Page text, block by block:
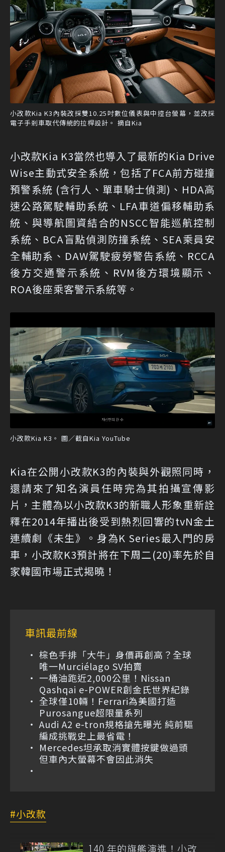
小改款Kia K3內裝改採雙10.25吋數位儀表與中控台螢幕，並改採
電子手剎車取代傳統的拉桿設計。 摘自Kia
小改款Kia K3當然也導入了最新的Kia Drive
Wise主動式安全系統，包括了FCA前方碰撞
預警系統 (含行人、單車騎士偵測)、HDA高
速公路駕駛輔助系統、LFA車道偏移輔助系
統、與導航圖資結合的NSCC智能巡航控制
系統、BCA盲點偵測防撞系統、SEA乘員安
全輔助系、DAW駕駛疲勞警告系統、RCCA
後方交通警示系統、RVM後方環境顯示、
ROA後座乘客警示系統等。
小改款Kia K3。 圖／截自Kia YouTube
Kia在公開小改款K3的內裝與外觀照同時，
還請來了知名演員任時完為其拍攝宣傳影
片，主體為以小改款K3的新職人形象重新詮
釋在2014年播出後受到熱烈回響的tvN金土
連續劇《未生》。身為K Series最入門的房
車，小改款K3預計將在下周二(20)率先於自
家韓國市場正式揭曉！
車訊最前線
棕色手排「大牛」身價再創高？全球
唯一Murciélago SV拍賣
一桶油跑近2,000公里！Nissan
Qashqai e-POWER創金氏世界紀錄
全球僅10輛！Ferrari為美國打造
Purosangue超限量系列
Audi A2 e-tron規格搶先曝光 純前驅
編成挑戰史上最省電！
Mercedes坦承取消實體按鍵做過頭
但車內大螢幕不會因此消失
小改款
140 年的旗艦演進！小改